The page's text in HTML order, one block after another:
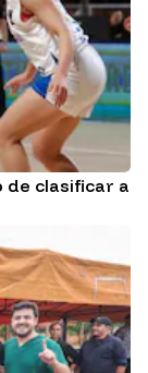
de clasificar a